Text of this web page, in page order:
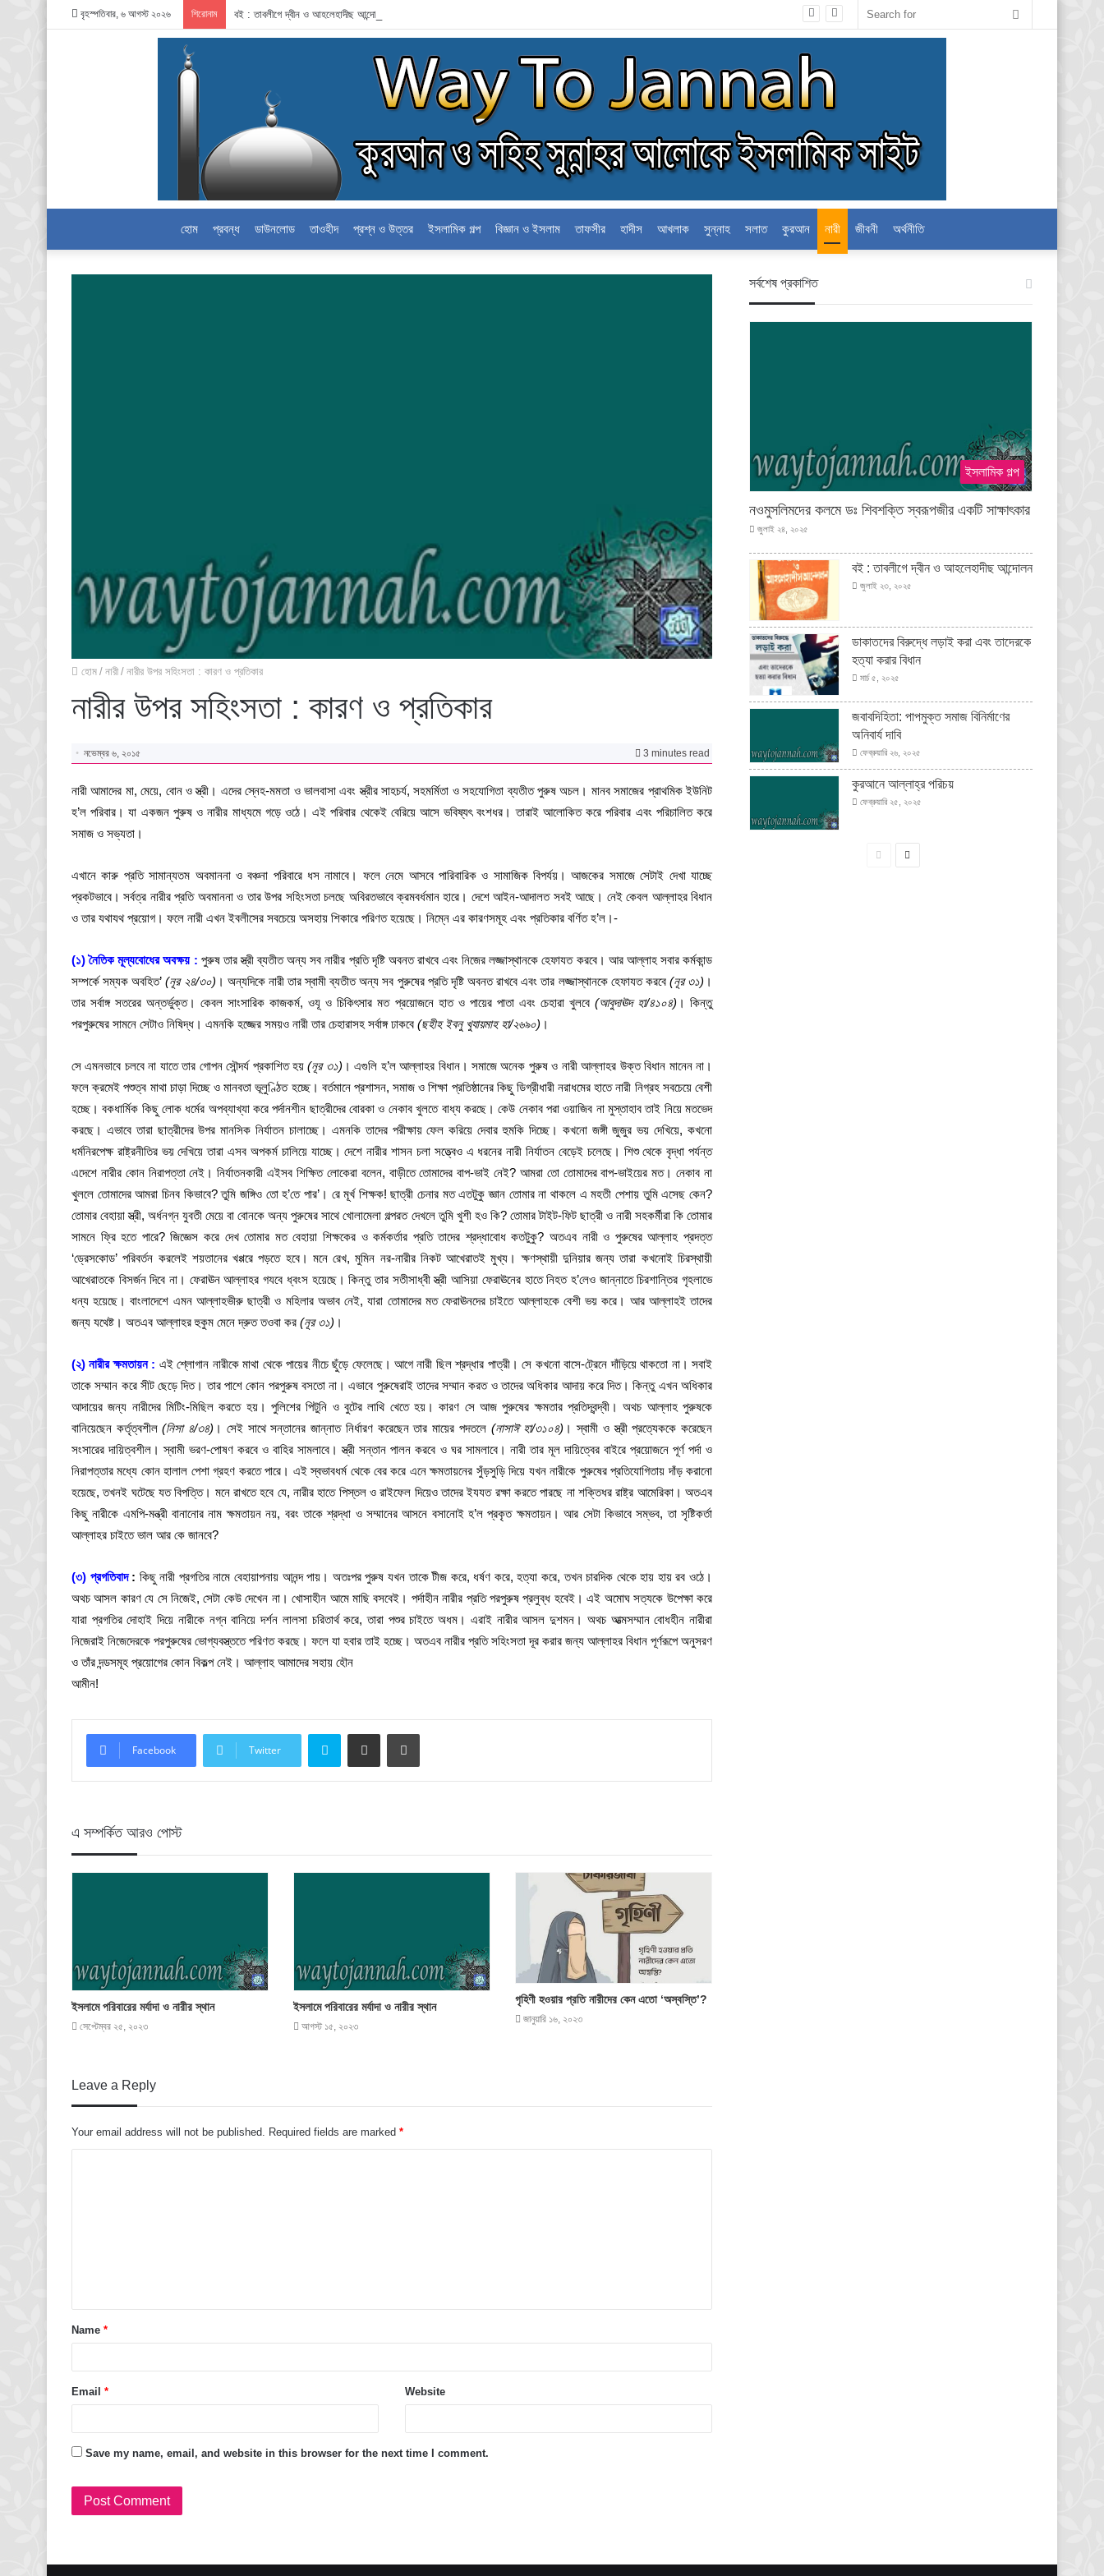
বৃহস্পতিবার, ৬ আগস্ট ২০২৬ শিরোনাম বই : তাবলীগে দ্বীন ও আহলেহাদীছ আন্দোলন Search
হোম প্রবন্ধ ডাউনলোড তাওহীদ প্রশ্ন ও উত্তর ইসলামিক গল্প বিজ্ঞান ও ইসলাম তাফসীর হাদীস আখলাক সুন্নাহ সলাত কুরআন নারী জীবনী অর্থনীতি
হোম / নারী / নারীর উপর সহিংসতা : কারণ ও প্রতিকার
নারীর উপর সহিংসতা : কারণ ও প্রতিকার
নভেম্বর ৬, ২০১৫ 3 minutes read
নারী আমাদের মা, মেয়ে, বোন ও স্ত্রী। এদের স্নেহ-মমতা ও ভালবাসা এবং স্ত্রীর সাহচর্য, সহমর্মিতা ও সহযোগিতা ব্যতীত পুরুষ অচল। মানব সমাজের প্রাথমিক ইউনিট
হ’ল পরিবার। যা একজন পুরুষ ও নারীর মাধ্যমে গড়ে ওঠে। এই পরিবার থেকেই বেরিয়ে আসে ভবিষ্যৎ বংশধর। তারাই আলোকিত করে পরিবার এবং পরিচালিত করে
সমাজ ও সভ্যতা।
এখানে কারু প্রতি সামান্যতম অবমাননা ও বঞ্চনা পরিবারে ধস নামাবে। ফলে নেমে আসবে পারিবারিক ও সামাজিক বিপর্যয়। আজকের সমাজে সেটাই দেখা যাচ্ছে
প্রকটভাবে। সর্বত্র নারীর প্রতি অবমাননা ও তার উপর সহিংসতা চলছে অবিরতভাবে ক্রমবর্ধমান হারে। দেশে আইন-আদালত সবই আছে। নেই কেবল আল্লাহর বিধান
ও তার যথাযথ প্রয়োগ। ফলে নারী এখন ইবলীসের সবচেয়ে অসহায় শিকারে পরিণত হয়েছে। নিম্নে এর কারণসমূহ এবং প্রতিকার বর্ণিত হ’ল।-
(১) নৈতিক মূল্যবোধের অবক্ষয় : পুরুষ তার স্ত্রী ব্যতীত অন্য সব নারীর প্রতি দৃষ্টি অবনত রাখবে এবং নিজের লজ্জাস্থানকে হেফাযত করবে। আর আল্লাহ সবার কর্মকান্ড
সম্পর্কে সম্যক অবহিত’(নূর ২৪/৩০) । অন্যদিকে নারী তার স্বামী ব্যতীত অন্য সব পুরুষের প্রতি দৃষ্টি অবনত রাখবে এবং তার লজ্জাস্থানকে হেফাযত করবে (নূর ৩১) ।
তার সর্বাঙ্গ সতরের অন্তর্ভুক্ত। কেবল সাংসারিক কাজকর্ম, ওযূ ও চিকিৎসার মত প্রয়োজনে হাত ও পায়ের পাতা এবং চেহারা খুলবে (আবুদাঊদ হা/৪১০৪) । কিন্তু
পরপুরুষের সামনে সেটাও নিষিদ্ধ। এমনকি হজ্জের সময়ও নারী তার চেহারাসহ সর্বাঙ্গ ঢাকবে (ছহীহ ইবনু খুযায়মাহ হা/২৬৯০) ।
সে এমনভাবে চলবে না যাতে তার গোপন সৌন্দর্য প্রকাশিত হয়(নূর ৩১) । এগুলি হ’ল আল্লাহর বিধান। সমাজে অনেক পুরুষ ও নারী আল্লাহর উক্ত বিধান মানেন না।
ফলে ক্রমেই পশুত্ব মাথা চাড়া দিচ্ছে ও মানবতা ভূলুণ্ঠিত হচ্ছে। বর্তমানে প্রশাসন, সমাজ ও শিক্ষা প্রতিষ্ঠানের কিছু ডিগ্রীধারী নরাধমের হাতে নারী নিগ্রহ সবচেয়ে বেশী
হচ্ছে। বকধার্মিক কিছু লোক ধর্মের অপব্যাখ্যা করে পর্দানশীন ছাত্রীদের বোরকা ও নেকাব খুলতে বাধ্য করছে। কেউ নেকাব পরা ওয়াজিব না মুস্তাহাব তাই নিয়ে মতভেদ
করছে। এভাবে তারা ছাত্রীদের উপর মানসিক নির্যাতন চালাচ্ছে। এমনকি তাদের পরীক্ষায় ফেল করিয়ে দেবার হুমকি দিচ্ছে। কখনো জঙ্গী জুজুর ভয় দেখিয়ে, কখনো
ধর্মনিরপেক্ষ রাষ্ট্রনীতির ভয় দেখিয়ে তারা এসব অপকর্ম চালিয়ে যাচ্ছে। দেশে নারীর শাসন চলা সত্ত্বেও এ ধরনের নারী নির্যাতন বেড়েই চলেছে। শিশু থেকে বৃদ্ধা পর্যন্ত
এদেশে নারীর কোন নিরাপত্তা নেই। নির্যাতনকারী এইসব শিক্ষিত লোকেরা বলেন, বাড়ীতে তোমাদের বাপ-ভাই নেই? আমরা তো তোমাদের বাপ-ভাইয়ের মত। নেকাব না
খুললে তোমাদের আমরা চিনব কিভাবে? তুমি জঙ্গিও তো হ’তে পার’। রে মূর্খ শিক্ষক! ছাত্রী চেনার মত এতটুকু জ্ঞান তোমার না থাকলে এ মহতী পেশায় তুমি এসেছ কেন?
তোমার বেহায়া স্ত্রী, অর্ধনগ্ন যুবতী মেয়ে বা বোনকে অন্য পুরুষের সাথে খোলামেলা গল্পরত দেখলে তুমি খুশী হও কি? তোমার টাইট-ফিট ছাত্রী ও নারী সহকর্মীরা কি তোমার
সামনে ফ্রি হতে পারে? জিজ্ঞেস করে দেখ তোমার মত বেহায়া শিক্ষকের ও কর্মকর্তার প্রতি তাদের শ্রদ্ধাবোধ কতটুকু? অতএব নারী ও পুরুষের আল্লাহ প্রদত্ত
‘ড্রেসকোড’ পরিবর্তন করলেই শয়তানের খপ্পরে পড়তে হবে। মনে রেখ, মুমিন নর-নারীর নিকট আখেরাতই মুখ্য। ক্ষণস্থায়ী দুনিয়ার জন্য তারা কখনোই চিরস্থায়ী
আখেরাতকে বিসর্জন দিবে না। ফেরাঊন আল্লাহর গযবে ধ্বংস হয়েছে। কিন্তু তার সতীসাধ্বী স্ত্রী আসিয়া ফেরাঊনের হাতে নিহত হ’লেও জান্নাতে চিরশান্তির গৃহলাভে
ধন্য হয়েছে। বাংলাদেশে এমন আল্লাহভীরু ছাত্রী ও মহিলার অভাব নেই, যারা তোমাদের মত ফেরাঊনদের চাইতে আল্লাহকে বেশী ভয় করে। আর আল্লাহই তাদের
জন্য যথেষ্ট। অতএব আল্লাহর হুকুম মেনে দ্রুত তওবা কর (নূর ৩১) ।
(২) নারীর ক্ষমতায়ন : এই শ্লোগান নারীকে মাথা থেকে পায়ের নীচে ছুঁড়ে ফেলেছে। আগে নারী ছিল শ্রদ্ধার পাত্রী। সে কখনো বাসে-ট্রেনে দাঁড়িয়ে থাকতো না। সবাই
তাকে সম্মান করে সীট ছেড়ে দিত। তার পাশে কোন পরপুরুষ বসতো না। এভাবে পুরুষেরাই তাদের সম্মান করত ও তাদের অধিকার আদায় করে দিত। কিন্তু এখন অধিকার
আদায়ের জন্য নারীদের মিটিং-মিছিল করতে হয়। পুলিশের পিটুনি ও বুটের লাথি খেতে হয়। কারণ সে আজ পুরুষের ক্ষমতার প্রতিদ্বন্দ্বী। অথচ আল্লাহ পুরুষকে
বানিয়েছেন কর্তৃত্বশীল(নিসা ৪/৩৪) । সেই সাথে সন্তানের জান্নাত নির্ধারণ করেছেন তার মায়ের পদতলে (নাসাঈ হা/৩১০৪) । স্বামী ও স্ত্রী প্রত্যেককে করেছেন
সংসারের দায়িত্বশীল। স্বামী ভরণ-পোষণ করবে ও বাহির সামলাবে। স্ত্রী সন্তান পালন করবে ও ঘর সামলাবে। নারী তার মূল দায়িত্বের বাইরে প্রয়োজনে পূর্ণ পর্দা ও
নিরাপত্তার মধ্যে কোন হালাল পেশা গ্রহণ করতে পারে। এই স্বভাবধর্ম থেকে বের করে এনে ক্ষমতায়নের সুঁড়সুড়ি দিয়ে যখন নারীকে পুরুষের প্রতিযোগিতায় দাঁড় করানো
হয়েছে, তখনই ঘটেছে যত বিপত্তি। মনে রাখতে হবে যে, নারীর হাতে পিস্তল ও রাইফেল দিয়েও তাদের ইযযত রক্ষা করতে পারছে না শক্তিধর রাষ্ট্র আমেরিকা। অতএব
কিছু নারীকে এমপি-মন্ত্রী বানানোর নাম ক্ষমতায়ন নয়, বরং তাকে শ্রদ্ধা ও সম্মানের আসনে বসানোই হ’ল প্রকৃত ক্ষমতায়ন। আর সেটা কিভাবে সম্ভব, তা সৃষ্টিকর্তা
আল্লাহর চাইতে ভাল আর কে জানবে?
(৩) প্রগতিবাদ: কিছু নারী প্রগতির নামে বেহায়াপনায় আনন্দ পায়। অতঃপর পুরুষ যখন তাকে টীজ করে, ধর্ষণ করে, হত্যা করে, তখন চারদিক থেকে হায় হায় রব ওঠে।
অথচ আসল কারণ যে সে নিজেই, সেটা কেউ দেখেন না। খোসাহীন আমে মাছি বসবেই। পর্দাহীন নারীর প্রতি পরপুরুষ প্রলুব্ধ হবেই। এই অমোঘ সত্যকে উপেক্ষা করে
যারা প্রগতির দোহাই দিয়ে নারীকে নগ্ন বানিয়ে দর্শন লালসা চরিতার্থ করে, তারা পশুর চাইতে অধম। এরাই নারীর আসল দুশমন। অথচ আত্মসম্মান বোধহীন নারীরা
নিজেরাই নিজেদেরকে পরপুরুষের ভোগ্যবস্ত্ততে পরিণত করছে। ফলে যা হবার তাই হচ্ছে। অতএব নারীর প্রতি সহিংসতা দূর করার জন্য আল্লাহর বিধান পূর্ণরূপে অনুসরণ
ও তাঁর দন্ডসমূহ প্রয়োগের কোন বিকল্প নেই। আল্লাহ আমাদের সহায় হৌন
আমীন!
Facebook Twitter
Skype Share via Email Print
এ সম্পর্কিত আরও পোস্ট
ইসলামে পরিবারের মর্যাদা ও নারীর স্থান
সেপ্টেম্বর ২৫, ২০২৩
ইসলামে পরিবারের মর্যাদা ও নারীর স্থান
আগস্ট ১৫, ২০২৩
গৃহিণী হওয়ার প্রতি নারীদের কেন এতো ‘অস্বস্তি’?
জানুয়ারি ১৬, ২০২৩
Leave a Reply
Your email address will not be published. Required fields are marked *
Name *
Email * Website
Save my name, email, and website in this browser for the next time I comment.
স‍র্বশেষ প্রকাশিত
ইসলামিক গল্প
নওমুসলিমদের কলমে ডঃ শিবশক্তি স্বরূপজীর একটি সাক্ষাৎকার
জুলাই ২৪, ২০২৫
বই : তাবলীগে দ্বীন ও আহলেহাদীছ আন্দোলন
জুলাই ২৩, ২০২৫
ডাকাতদের বিরুদ্ধে লড়াই করা এবং তাদেরকে
হত্যা করার বিধান
মার্চ ৫, ২০২৫
জবাবদিহিতা: পাপমুক্ত সমাজ বিনির্মাণের
অনিবার্য দাবি
ফেব্রুয়ারি ২৬, ২০২৫
কুরআনে আল্লাহ্‌র পরিচয়
ফেব্রুয়ারি ২৫, ২০২৫